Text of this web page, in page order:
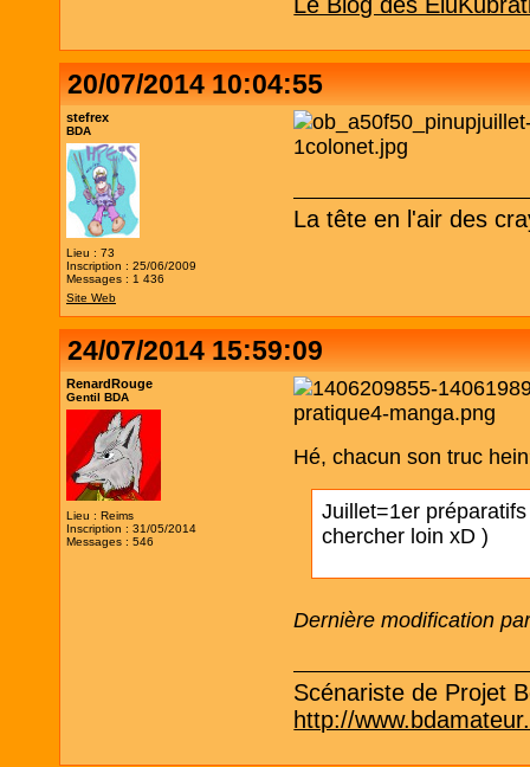
20/07/2014 10:04:55
stefrex
BDA
Lieu : 73
Inscription : 25/06/2009
Messages : 1 436
Site Web
La tête en l'air des
24/07/2014 15:59:09
RenardRouge
Gentil BDA
Lieu : Reims
Inscription : 31/05/2014
Messages : 546
Hé, chacun son truc
Juillet=1er
chercher loin xD )
Dernière modification
Scénariste de Projet
http://